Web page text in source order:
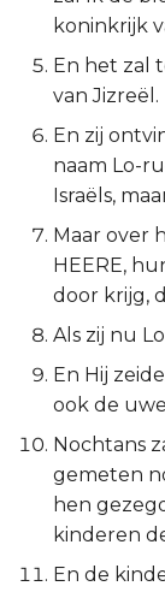
koninkrijk
En het zal
van Jizreël.
En zij
naam Lo-
Israëls,
Maar over
HEERE,
door krijg,
Als zij nu
En Hij
ook de
Nochtans
gemeten
hen
kinderen
En de